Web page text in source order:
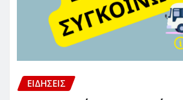
ΕΙΔΗΣΕΙΣ